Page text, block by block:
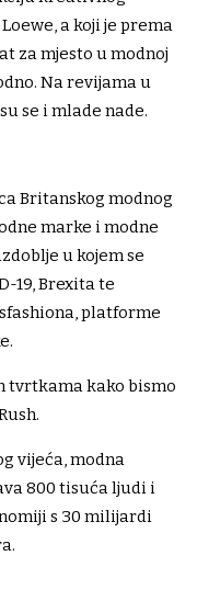
a koji je prema
za mjesto u modnoj
Na revijama u
se i mlade nade.
Britanskog modnog
marke i modne
u kojem se
19, Brexita te
platforme
tvrtkama kako bismo
vijeća, modna
800 tisuća ljudi i
s 30 milijardi